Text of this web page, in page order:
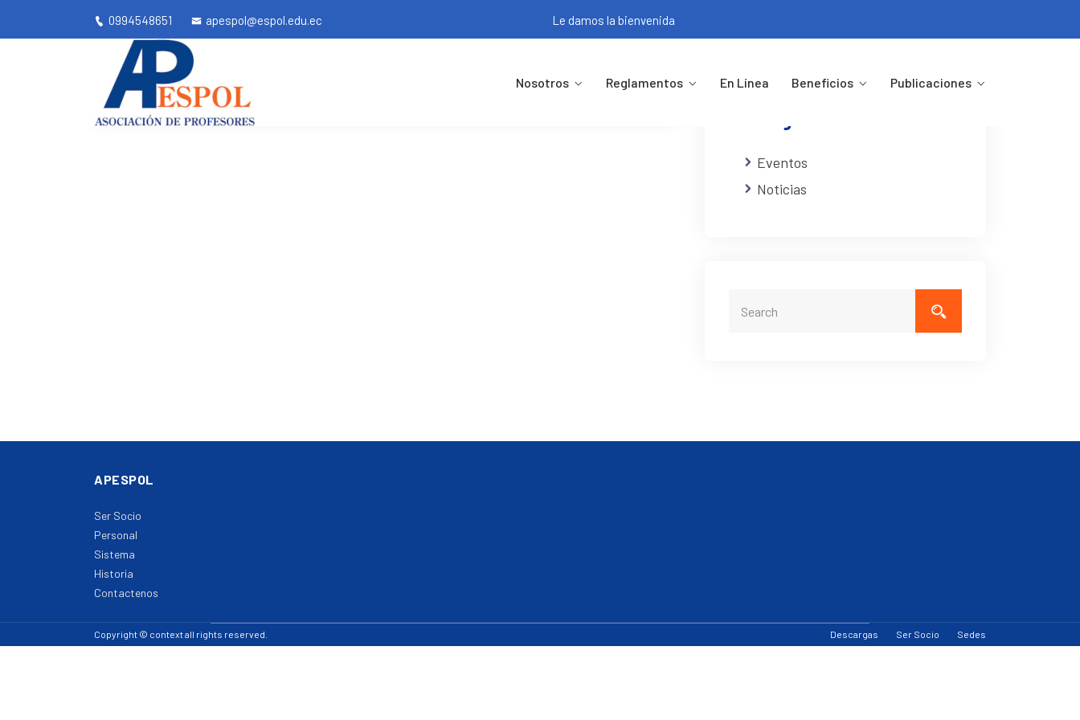
0994548651 apespol@espol.edu.ec Le damos la bienvenida
Nosotros Reglamentos En Línea Beneficios Publicaciones
Eventos
Noticias
APESPOL
Ser Socio
Personal
Sistema
Historia
Contactenos
Copyright © context all rights reserved. Descargas Ser Socio Sedes